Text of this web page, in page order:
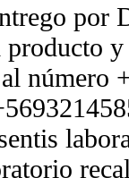
por
número